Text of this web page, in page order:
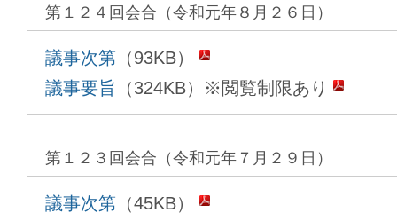
第１２４回会合（令和元年８月２６日）
議事次第 （93KB）
議事要旨 （324KB）※閲覧制限あり
第１２３回会合（令和元年７月２９日）
議事次第 （45KB）